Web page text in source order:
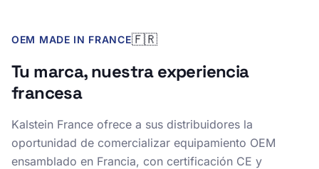
OEM MADE IN FRANCE🇫🇷
Tu marca, nuestra experiencia
francesa
Kalstein France ofrece a sus distribuidores la
oportunidad de comercializar equipamiento OEM
ensamblado en Francia, con certificación CE y